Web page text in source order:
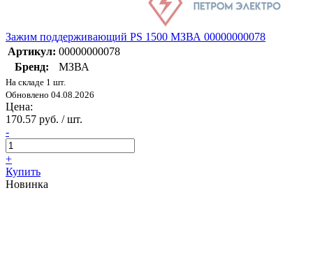
Зажим поддерживающий PS 1500 МЗВА 00000000078
Артикул: 00000000078
Бренд:
МЗВА
На складе 1 шт.
Обновлено 04.08.2026
Цена:
170.57 руб. / шт.
-
+
Купить
Новинка